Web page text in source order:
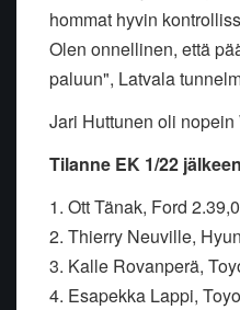
hommat hyvin
Olen onnellinen, että
paluun", Latvala
Jari Huttunen oli
Tilanne EK 1/22 jälkeen
1. Ott Tänak, Ford 2.39,0
2. Thierry Neuville,
3. Kalle Rovanperä,
4. Esapekka Lappi,